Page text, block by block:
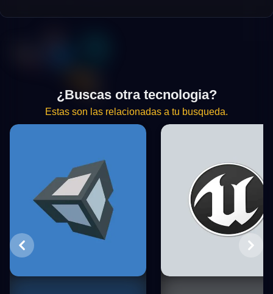
¿Buscas otra tecnologia?
Estas son las relacionadas a tu busqueda.
Previous Next